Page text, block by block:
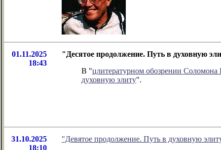
01.11.2025
18:43
"Десятое продолжение. Путь в духовную
В "цлитературном обозрении
духовную элиту".
31.10.2025
18:10
"Девятое продолжение. Путь в духовную